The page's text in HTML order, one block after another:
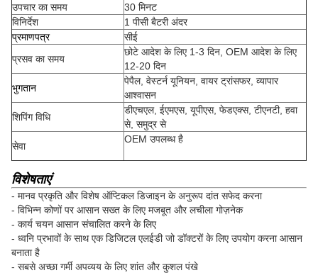
उपचार का समय
30 मिनट
विनिर्देश
1 पीसी बैटरी अंदर
प्रमाणपत्र
सीई
प्रसव का समय
छोटे आदेश के लिए 1-3 दिन, OEM आदेश के लिए
12-20 दिन
भुगतान
पेपैल, वेस्टर्न यूनियन, वायर ट्रांसफर, व्यापार
आश्वासन
शिपिंग विधि
डीएचएल, ईएमएस, यूपीएस, फेडएक्स, टीएनटी, हवा
से, समुद्र से
सेवा
OEM उपलब्ध है
विशेषताएं
- मानव प्रकृति और विशेष ऑप्टिकल डिजाइन के अनुरूप दांत सफेद करना
- विभिन्न कोणों पर आसान सख्त के लिए मजबूत और लचीला गोज़नेक
- कार्य चयन आसान संचालित करने के लिए
- ध्वनि प्रभावों के साथ एक डिजिटल एलईडी जो डॉक्टरों के लिए उपयोग करना आसान
बनाता है
- सबसे अच्छा गर्मी अपव्यय के लिए शांत और कुशल पंखे